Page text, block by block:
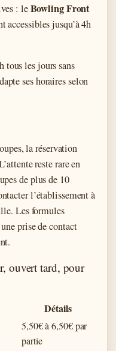
: leBowling Front
accessibles jusqu’à 4h
tous les jours sans
ses horaires selon
la réservation
reste rare en
de plus de 10
l’établissement à
Les formules
prise de contact
ouvert tard, pour
Détails
5,50€ à 6,50€ par
partie